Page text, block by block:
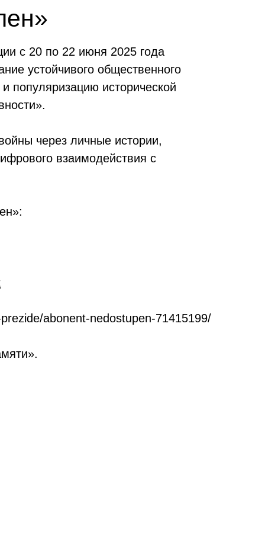
с 20 по 22 июня 2025 года
устойчивого общественного
популяризацию исторической
через личные истории,
взаимодействия с
abonent-nedostupen-71415199/